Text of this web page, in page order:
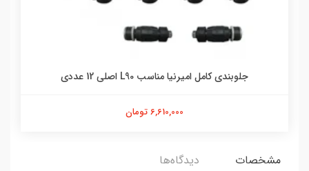
جلوبندی کامل امیرنیا مناسب L90 اصلی 12 عددی
6,610,000 تومان
مشخصات دیدگاه‌ها